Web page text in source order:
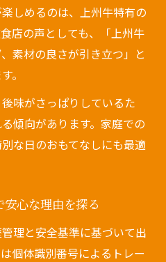
しめるのは、上州牛特有の
店の声としても、「上州牛
素材の良さが引き立つ」と
。
味がさっぱりしているた
傾向があります。家庭での
な日のおもてなしにも最適
心な理由を探る
理と安全基準に基づいて出
個体識別番号によるトレー